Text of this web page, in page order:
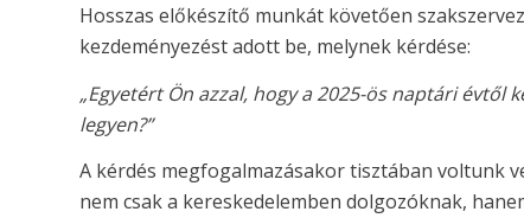
Hosszas előkészítő munkát követően
kezdeményezést adott be, melynek kérdése:
„Egyetért Ön azzal, hogy a 2025-ös naptári
legyen?”
A kérdés megfogalmazásakor tisztában voltunk
nem csak a kereskedelemben dolgozóknak,